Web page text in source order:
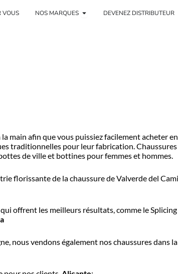
VOUS NOS MARQUES Ouvrir Nos marques
DEVENEZ DISTRIBUTEUR
main afin que vous puissiez facilement acheter
traditionnelles pour leur fabrication.
de ville et bottines pour femmes et hommes.
florissante de la chaussure de Valverde del
offrent les meilleurs résultats, comme le
nous vendons également nos chaussures dans